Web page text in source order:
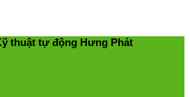
thuật tự động Hưng Phát